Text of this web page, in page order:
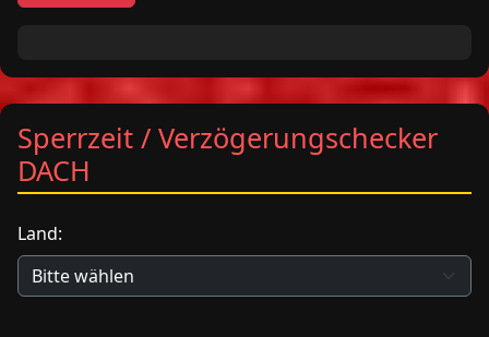
Sperrzeit / Verzögerungschecker
DACH
Land: